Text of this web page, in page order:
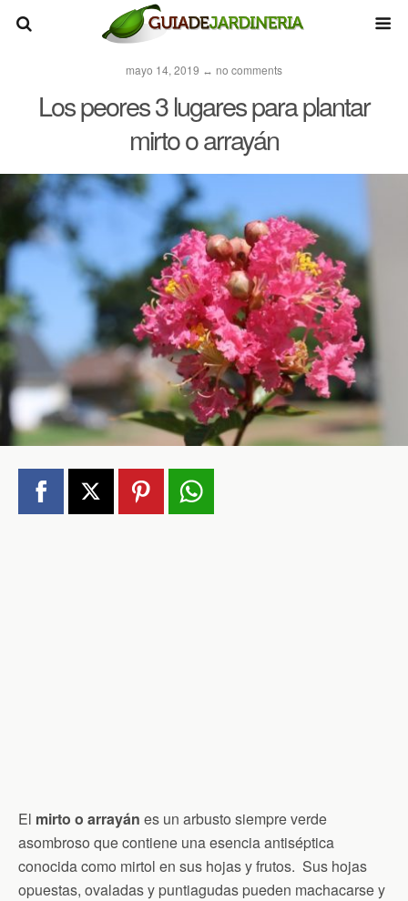
mayo 14, 2019 ↔ no comments
Los peores 3 lugares para plantar
mirto o arrayán
El mirto o arrayán es un arbusto siempre verde
asombroso que contiene una esencia antiséptica
conocida como mirtol en sus hojas y frutos. Sus hojas
opuestas, ovaladas y puntiagudas pueden machacarse y